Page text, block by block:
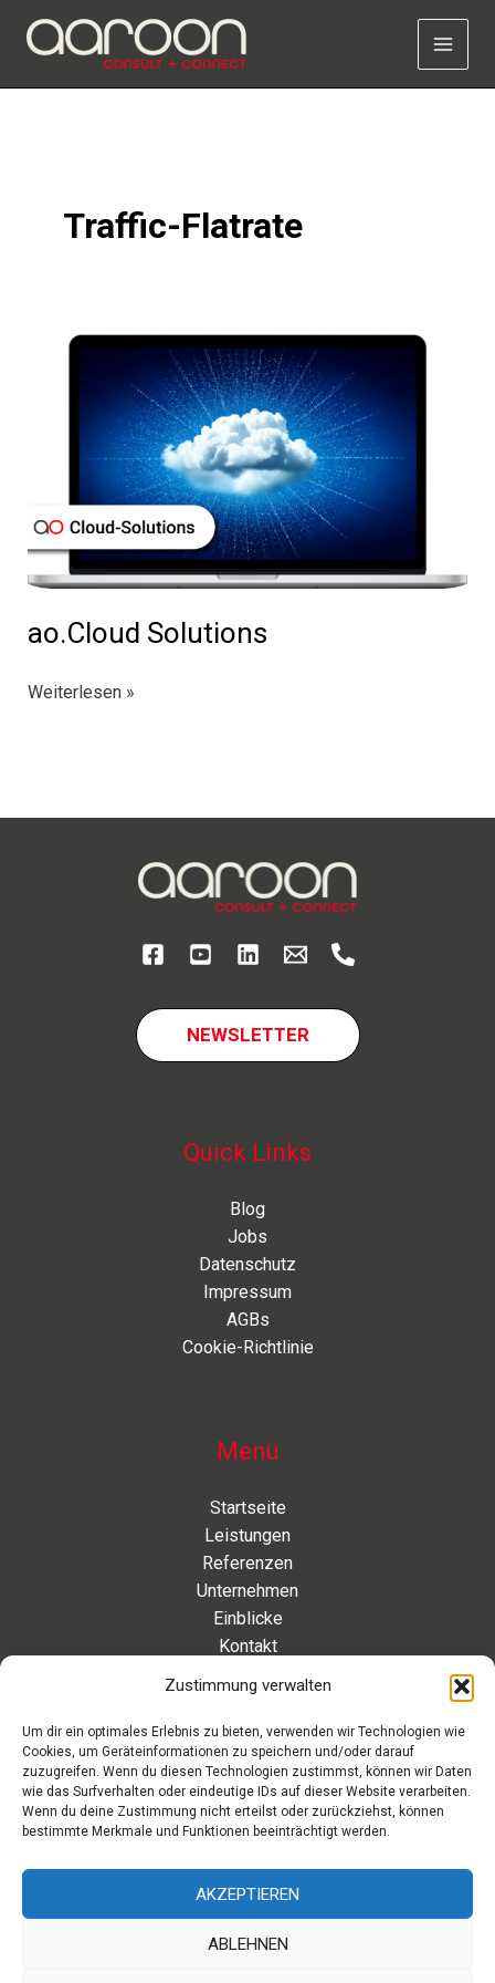
Zustimmung verwalten
Um dir ein optimales Erlebnis zu bieten, verwenden wir Technologien wie
Cookies, um Geräteinformationen zu speichern und/oder darauf
zuzugreifen. Wenn du diesen Technologien zustimmst, können wir Daten
wie das Surfverhalten oder eindeutige IDs auf dieser Website verarbeiten.
Wenn du deine Zustimmung nicht erteilst oder zurückziehst, können
bestimmte Merkmale und Funktionen beeinträchtigt werden.
AKZEPTIEREN
ABLEHNEN
Inhalt
Traffic-Flatrate
ao.Cloud Solutions
ao.Cloud
Weiterlesen »
NEWSLETTER
Quick Links
Blog
Jobs
Datenschutz
Impressum
AGBs
Cookie-Richtlinie
Menü
Startseite
Leistungen
Referenzen
Unternehmen
Einblicke
Kontakt
Eleonorenstraße 20 | 30449 Hannover Deutschland
Telefon: +49 511 89 880 494
Telefax: +49 511 89 880 495
info[at]aaroon.de